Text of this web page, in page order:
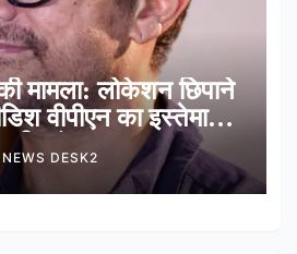
मामला: लोकेशन छिपाने
वीपीएन का इस्तेमाल,
जांच
NEWS DESK2